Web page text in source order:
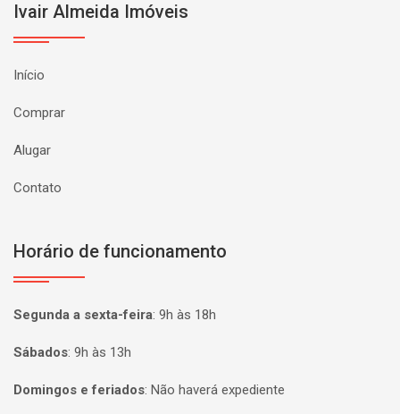
Ivair Almeida Imóveis
Início
Comprar
Alugar
Contato
Horário de funcionamento
Segunda a sexta-feira: 9h às 18h
Sábados: 9h às 13h
Domingos e feriados: Não haverá expediente